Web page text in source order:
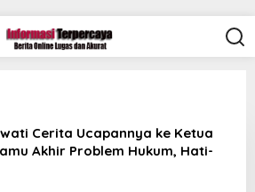
Cerita Ucapannya ke Ketua
Akhir Problem Hukum, Hati-